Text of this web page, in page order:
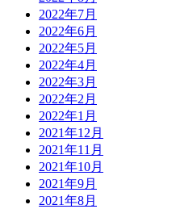
2022年7月
2022年6月
2022年5月
2022年4月
2022年3月
2022年2月
2022年1月
2021年12月
2021年11月
2021年10月
2021年9月
2021年8月